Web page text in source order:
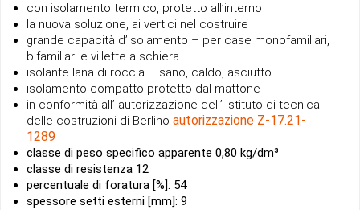
con isolamento termico, protetto all’interno
la nuova soluzione, ai vertici nel costruire
grande capacità d’isolamento – per case monofamiliari,
bifamiliari e villette a schiera
isolante lana di roccia – sano, caldo, asciutto
isolamento compatto protetto dal mattone
in conformità all’ autorizzazione dell’ istituto di tecnica
delle costruzioni di Berlino autorizzazione Z-17.21-
1289
classe di peso specifico apparente 0,80 kg/dm³
classe di resistenza 12
percentuale di foratura [%]: 54
spessore setti esterni [mm]: 9